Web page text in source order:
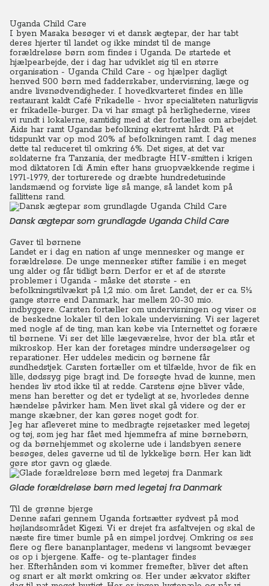
Uganda Child Care
I byen Masaka besøger vi et dansk ægtepar, der har tabt
deres hjerter til landet og ikke mindst til de mange
forældreløse børn som findes i Uganda. De startede et
hjælpearbejde, der i dag har udviklet sig til en større
organisation - Uganda Child Care - og hjælper dagligt
henved 500 børn med fadderskaber, undervisning, læge og
andre livsnødvendigheder. I hovedkvarteret findes en lille
restaurant kaldt Café Frikadelle - hvor specialiteten naturligvis
er frikadelle-burger. Da vi har smagt på herlighederne, vises
vi rundt i lokalerne, samtidig med at der fortælles om arbejdet.
Aids har ramt Ugandas befolkning ekstremt hårdt. På et
tidspunkt var op mod 20% af befolkningen ramt. I dag menes
dette tal reduceret til omkring 6%. Det siges, at det var
soldaterne fra Tanzania, der medbragte HIV-smitten i krigen
mod diktatoren Idi Amin efter hans gruopvækkende regime i
1971-1979, der torturerede og dræbte hundredetusinde
landsmænd og forviste lige så mange, så landet kom på
fallittens rand.
Dansk ægtepar som grundlagde Uganda Child Care
Gaver til børnene
Landet er i dag en nation af unge mennesker og mange er
forældreløse. De unge mennesker stifter familie i en meget
ung alder og får tidligt børn. Derfor er et af de største
problemer i Uganda - måske det største - en
befolkningstilvækst på 1,2 mio. om året. Landet, der er ca. 5½
gange større end Danmark, har mellem 20-30 mio.
indbyggere. Carsten fortæller om undervisningen og viser os
de beskedne lokaler til den lokale undervisning. Vi ser lageret
med nogle af de ting, man kan købe via Internettet og forære
til børnene. Vi ser det lille lægeværelse, hvor der bl.a. står et
mikroskop. Her kan der foretages mindre undersøgelser og
reparationer. Her uddeles medicin og børnene får
sundhedstjek. Carsten fortæller om et tilfælde, hvor de fik en
lille, dødssyg pige bragt ind. De forsøgte hvad de kunne, men
hendes liv stod ikke til at redde. Carstens øjne bliver våde,
mens han beretter og det er tydeligt at se, hvorledes denne
hændelse påvirker ham. Men livet skal gå videre og der er
mange skæbner, der kan gøres noget godt for.
Jeg har afleveret mine to medbragte rejsetasker med legetøj
og tøj, som jeg har fået med hjemmefra af mine børnebørn,
og da børnehjemmet og skolerne ude i landsbyen senere
besøges, deles gaverne ud til de lykkelige børn. Her kan lidt
gøre stor gavn og glæde.
Glade forældreløse børn med legetøj fra Danmark
Til de grønne bjerge
Denne safari gennem Uganda fortsætter sydvest på mod
højlandsområdet Kigezi. Vi er drejet fra asfaltvejen og skal de
næste fire timer bumle på en simpel jordvej. Omkring os ses
flere og flere bananplantager, medens vi langsomt bevæger
os op i bjergene. Kaffe- og te-plantager findes
her. Efterhånden som vi kommer fremefter, bliver det aften
og snart er alt mørkt omkring os. Her under ækvator skifter